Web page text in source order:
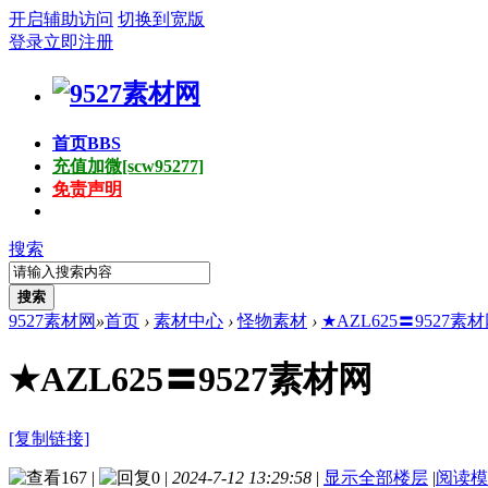
开启辅助访问 切换到宽版
登录立即注册
首页BBS
充值加微[scw95277]
免责声明
搜索
搜索
9527素材网 »首页 › 素材中心 › 怪物素材 › ★AZL625〓9527素材
★AZL625〓9527素材网
[复制链接]
167 | 0 | 2024-7-12 13:29:58 | 显示全部楼层 |阅读